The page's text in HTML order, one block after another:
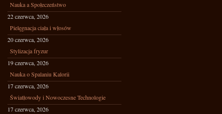
Nauka a Społeczeństwo
22 czerwca, 2026
Pielęgnacja ciała i włosów
20 czerwca, 2026
Stylizacja fryzur
19 czerwca, 2026
Nauka o Spalaniu Kalorii
17 czerwca, 2026
Światłowody i Nowoczesne Technologie
17 czerwca, 2026